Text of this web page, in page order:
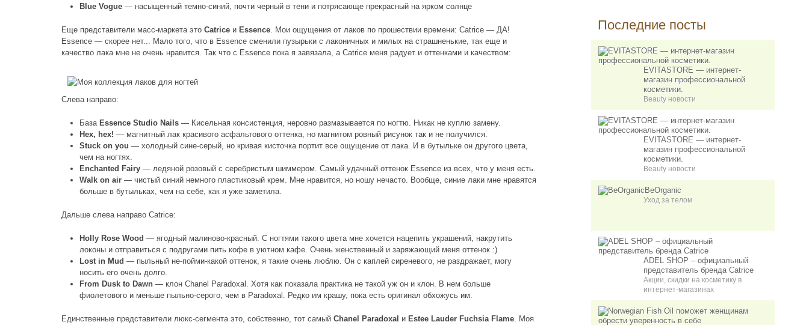
Blue Vogue — насыщенный темно-синий, почти черный в тени и потрясающе прекрасный на ярком солнце
Еще представители масс-маркета это Catrice и Essence. Мои ощущения от лаков по прошествии времени: Catrice — ДА!
Essence — скорее нет... Мало того, что в Essence сменили пузырьки с лаконичных и милых на страшненькие, так еще и
качество лака мне не очень нравится. Так что с Essence пока я завязала, а Catrice меня радует и оттенками и качеством:
Слева направо:
База Essence Studio Nails — Кисельная консистенция, неровно размазывается по ногтю. Никак не куплю замену.
Hex, hex! — магнитный лак красивого асфальтового оттенка, но магнитом ровный рисунок так и не получился.
Stuck on you — холодный сине-серый, но кривая кисточка портит все ощущение от лака. И в бутыльке он другого цвета,
чем на ногтях.
Enchanted Fairy — ледяной розовый с серебристым шиммером. Самый удачный оттенок Essence из всех, что у меня есть.
Walk on air — чистый синий немного пластиковый крем. Мне нравится, но ношу нечасто. Вообще, синие лаки мне нравятся
больше в бутыльках, чем на себе, как я уже заметила.
Дальше слева направо Catrice:
Holly Rose Wood — ягодный малиново-красный. С ногтями такого цвета мне хочется нацепить украшений, накрутить
локоны и отправиться с подругами пить кофе в уютном кафе. Очень женственный и заряжающий меня оттенок :)
Lost in Mud — пыльный не-пойми-какой оттенок, я такие очень люблю. Он с каплей сиреневого, не раздражает, могу
носить его очень долго.
From Dusk to Dawn — клон Chanel Paradoxal. Хотя как показала практика не такой уж он и клон. В нем больше
фиолетового и меньше пыльно-серого, чем в Paradoxal. Редко им крашу, пока есть оригинал обхожусь им.
Единственные представители люкс-сегмента это, собственно, тот самый Chanel Paradoxal и Estee Lauder Fuchsia Flame. Моя
Последние посты
EVITASTORE — интернет-
магазин профессиональной
косметики.
Beauty новости
EVITASTORE — интернет-
магазин профессиональной
косметики.
Beauty новости
BeOrganic
Уход за телом
ADEL SHOP – официальный
представитель бренда Catrice
Акции, скидки на косметику в
интернет-магазинах